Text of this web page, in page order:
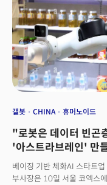
갤봇 CHINA 휴머노이드
"로봇은 데이터 빈곤
'아스트라브레인' 만
베이징 기반 체화AI 스타트
부사장은 10일 서울 코엑스